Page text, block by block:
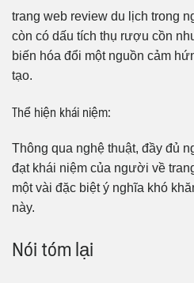
trang web review du lịch trong
còn có dấu tích thụ rượu cồn
biến hóa đổi một nguồn cảm
tạo.
Thể hiện khái niệm:
Thông qua nghệ thuật, đầy đủ
đạt khái niệm của người về
một vài đặc biệt ý nghĩa khó
này.
Nói tóm lại